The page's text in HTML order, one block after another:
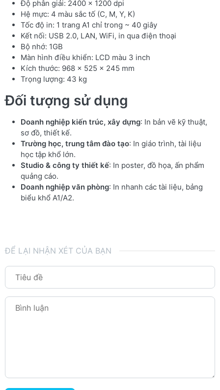
Độ phân giải: 2400 × 1200 dpi
Hệ mực: 4 màu sắc tố (C, M, Y, K)
Tốc độ in: 1 trang A1 chỉ trong ~ 40 giây
Kết nối: USB 2.0, LAN, WiFi, in qua điện thoại
Bộ nhớ: 1GB
Màn hình điều khiển: LCD màu 3 inch
Kích thước: 968 × 525 × 245 mm
Trọng lượng: 43 kg
Đối tượng sử dụng
Doanh nghiệp kiến trúc, xây dựng: In bản vẽ kỹ thuật,
sơ đồ, thiết kế.
Trường học, trung tâm đào tạo: In giáo trình, tài liệu
học tập khổ lớn.
Studio & công ty thiết kế: In poster, đồ họa, ấn phẩm
quảng cáo.
Doanh nghiệp văn phòng: In nhanh các tài liệu, bảng
biểu khổ A1/A2.
ĐỂ LẠI NHẬN XÉT CỦA BẠN